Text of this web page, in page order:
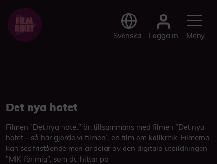
Svenska Logga in Meny
Det nya hotet
Filmen ”Det nya hotet” är, tillsammans med filmen ”Det nya
hotet – så här gjorde vi filmen”, en film om källkritik. Filmerna
kan ses fristående men är delar av den digitala utbildningen
”MIK för mig”, som du hittar på